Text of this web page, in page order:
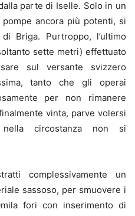
parte di Iselle. Solo in un
ancora più potenti, si
Briga. Purtroppo, l’ultimo
sette metri) effettuato
sul versante svizzero
tanto che gli operai
per non rimanere
vinta, parve volersi
circostanza non si
complessivamente un
sassoso, per smuovere i
fori con inserimento di